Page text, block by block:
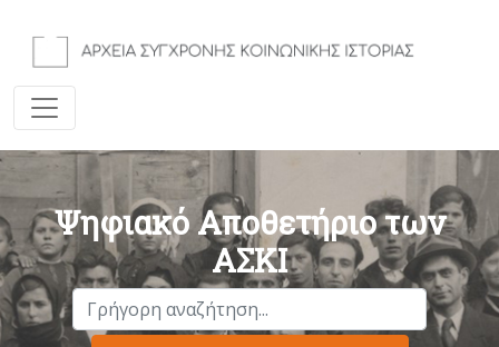
Ψηφιακό Αποθετήριο των
ΑΣΚΙ